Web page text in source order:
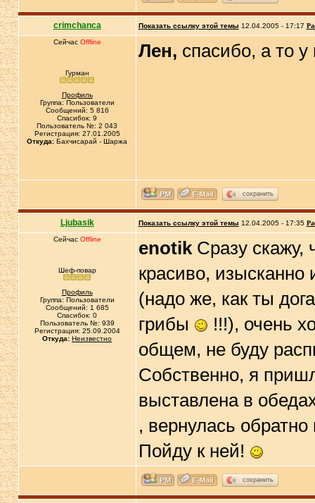
crimchanca Показать ссылку этой темы 12.04.2005 - 17:17
Сейчас Offline
Гурман
Профиль
Группа: Пользователи
Сообщений: 5 816
Спасибок: 9
Пользователь №: 2 043
Регистрация: 27.01.2005
Откуда: Бахчисарай - Шаржа
Лен, спасибо, а то у
сохранить
Ljubasik Показать ссылку этой темы 12.04.2005 - 17:35
Сейчас Offline
Шеф-повар
Профиль
Группа: Пользователи
Сообщений: 1 685
Спасибок: 0
Пользователь №: 939
Регистрация: 25.09.2004
Откуда: Неизвестно
enotikСразу скажу,
красиво, изысканно
(надо же, как ты
грибы
!!!), очень
общем, не буду
Собственно, я
выставлена в
, вернулась
Пойду к ней!
сохранить